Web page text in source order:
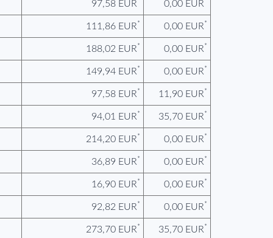
97,58 EUR 0,00 EUR
111,86 EUR* 0,00 EUR*
188,02 EUR* 0,00 EUR*
149,94 EUR* 0,00 EUR*
97,58 EUR* 11,90 EUR*
94,01 EUR* 35,70 EUR*
214,20 EUR* 0,00 EUR*
36,89 EUR* 0,00 EUR*
16,90 EUR* 0,00 EUR*
92,82 EUR* 0,00 EUR*
273,70 EUR* 35,70 EUR*